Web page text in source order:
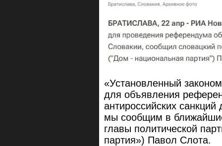
«Установленный
для объявления
антироссийских
мы сообщим в
главы политической
партия») Павол Слота.